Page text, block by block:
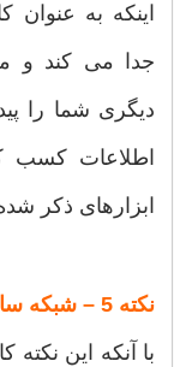
اینکه به
جدا می کند و
دیگری شما را
اطلاعات کسب
ابزارهای ذکر شده در نکته
نکته 5 – شبکه سازی کنید.